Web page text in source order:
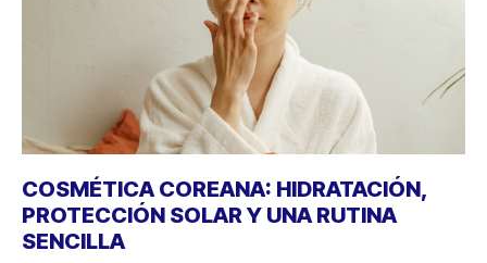
COSMÉTICA COREANA: HIDRATACIÓN,
PROTECCIÓN SOLAR Y UNA RUTINA
SENCILLA